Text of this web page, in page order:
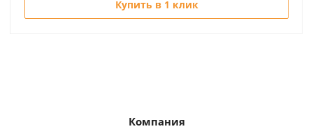
Купить в 1 клик
Компания